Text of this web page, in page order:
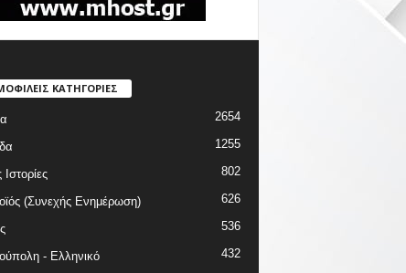
ΚΑΤΗΓΟΡΙΕΣ
2654
1255
Ιστορίες 802
(Συνεχής Ενημέρωση) 626
536
- Ελληνικό 432